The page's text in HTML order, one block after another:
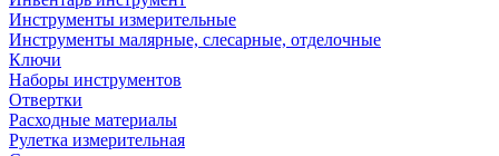
Инструменты измерительные
Инструменты малярные, слесарные, отделочные
Ключи
Наборы инструментов
Отвертки
Расходные материалы
Рулетка измерительная